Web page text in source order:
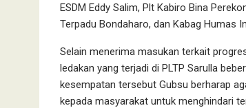
ESDM Eddy Salim, Plt Kabiro Bina
Terpadu Bondaharo, dan Kabag Humas
Selain menerima masukan terkait
ledakan yang terjadi di PLTP Sarulla
kesempatan tersebut Gubsu berharap
kepada masyarakat untuk menghindari